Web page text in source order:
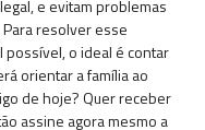
e evitam problemas
resolver esse
possível, o ideal é contar
orientar a família ao
de hoje? Quer receber
assine agora mesmo a